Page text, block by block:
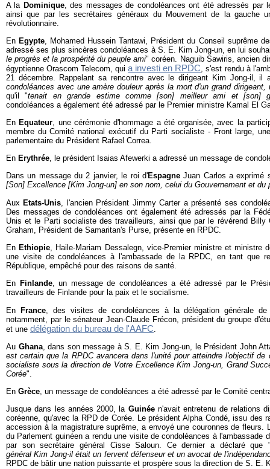
A la Dominique, des messages de condoléances ont été adressés par
ainsi que par les secrétaires généraux du Mouvement de la gauche
révolutionnaire.
En Egypte, Mohamed Hussein Tantawi, Président du Conseil suprême
adressé ses plus sincères condoléances à S. E. Kim Jong-un, en lui
le progrès et la prospérité du peuple ami" coréen. Naguib Sawiris, ancien
égyptienne Orascom Telecom, quia investi en RPDC, s'est rendu à
21 décembre. Rappelant sa rencontre avec le dirigeant Kim Jong-il, il
condoléances avec une amère douleur après la mort d'un grand dirigeant,
qu'il "tenait en grande estime comme [son] meilleur ami et [son]
condoléances a également été adressé par le Premier ministre Kamal El
En Equateur, une cérémonie d'hommage a été organisée, avec la
membre du Comité national exécutif du Parti socialiste - Front large,
parlementaire du Président Rafael Correa.
En Erythrée, le président Isaias Afewerki a adressé un message de
Dans un message du 2 janvier, le roi d'Espagne Juan Carlos a exprimé
[Son] Excellence [Kim Jong-un] en son nom, celui du Gouvernement et du
Aux Etats-Unis, l'ancien Président Jimmy Carter a présenté ses
Des messages de condoléances ont également été adressés par la
Unis et le Parti socialiste des travailleurs, ainsi que par le révérend Billy
Graham, Président de Samaritan's Purse, présente en RPDC.
En Ethiopie, Haile-Mariam Dessalegn, vice-Premier ministre et ministre
une visite de condoléances à l'ambassade de la RPDC, en tant que
République, empêché pour des raisons de santé.
En Finlande, un message de condoléances a été adressé par le
travailleurs de Finlande pour la paix et le socialisme.
En
France, des visites de condoléances à la délégation générale
notamment, par le sénateur Jean-Claude Frécon, président du groupe
et une délégation du bureau de l'AAFC.
Au Ghana, dans son message à S. E. Kim Jong-un, le Président John
est certain que la RPDC avancera dans l'unité pour atteindre l'objectif de
socialiste sous la direction de Votre Excellence Kim Jong-un, Grand
Corée".
En Grèce, un message de condoléances a été adressé par le Comité
Jusque dans les années 2000, la Guinéen'avait entretenu de relations
coréenne, qu'avec la RPD de Corée. Le président Alpha Condé, issu des
accession à la magistrature suprême, a envoyé une couronnes de fleurs.
du Parlement guinéen a rendu une visite de condoléances à l'ambassade
par son secrétaire général Cisse Saloun. Ce dernier a déclaré que
général Kim Jong-il était un fervent défenseur et un avocat de
RPDC de bâtir une nation puissante et prospère sous la direction de S. E.